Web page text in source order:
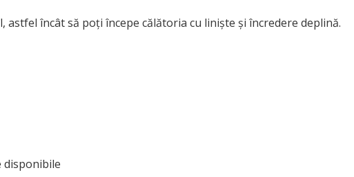
încât să poți începe călătoria cu liniște și încredere deplină.
disponibile